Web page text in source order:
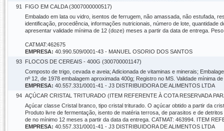
91
FIGO EM CALDA (3007000000517)
Embalado em lata ou vidro, isentos de ferrugem, não amassada, não estufada,
identificação, procedência, informações nutricionais, número de lote, quantidade
apresentar validade mínima de 12 (doze) meses a partir da data de entrega.
CATMAT:462675
EMPRESA: 40.990.509/0001-43 - MANUEL OSORIO DOS SANTOS
93 FLOCOS DE CEREAIS - 400G (300700001147)
Composto de trigo, cevada e aveia; Adicionada de vitaminas e minerais;
nº 12, de 1978 embalagem aproximada 400g; Registro no MS. Validade mínima
EMPRESA: 40.557.331/0001-41 - J3 DISTRIBUIDORA DE ALIMENTOS LTDA
94 AÇÚCAR CRISTAL TRITURADO (ITEM REFERENTE À COTA RESERVADA
Açúcar classe Cristal branco, tipo cristal triturado. O açúcar obtido a partir da
Produto livre de fermentação, isento de matéria terrosa, de parasitos e de
de no mínimo 12 meses a partir da data da entrega. CATMAT: 463994. ITEM
EMPRESA: 40.557.331/0001-41 - J3 DISTRIBUIDORA DE ALIMENTOS LTDA